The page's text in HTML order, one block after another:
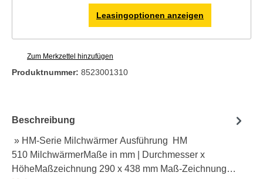
Leasingoptionen anzeigen
Zum Merkzettel hinzufügen
Produktnummer: 8523001310
Beschreibung
» HM-Serie Milchwärmer Ausführung HM
510 MilchwärmerMaße in mm | Durchmesser x
HöheMaßzeichnung 290 x 438 mm Maß-Zeichnung…